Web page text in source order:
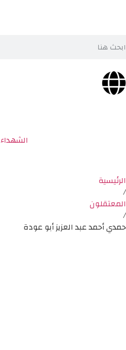
الشهداء
الرئيسية
/
المعتقلون
/
حمدي أحمد عبد العزيز أبو عودة